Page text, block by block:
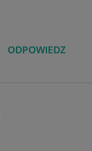
ODPOWIEDZ